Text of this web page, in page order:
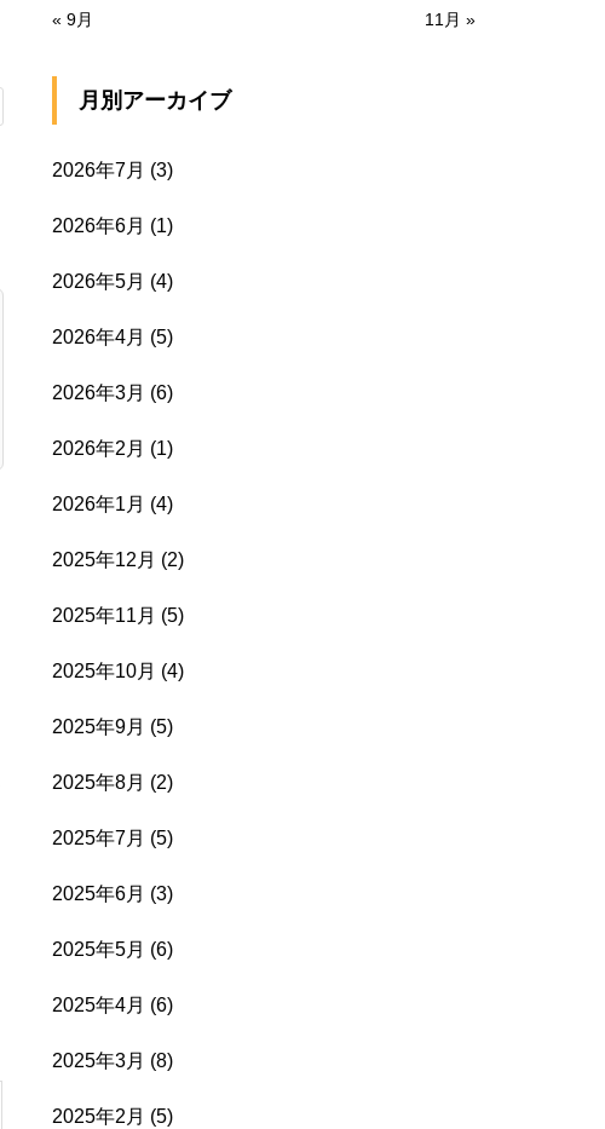
« 9月 11月 »
月別アーカイブ
2026年7月 (3)
2026年6月 (1)
2026年5月 (4)
2026年4月 (5)
2026年3月 (6)
2026年2月 (1)
2026年1月 (4)
2025年12月 (2)
2025年11月 (5)
2025年10月 (4)
2025年9月 (5)
2025年8月 (2)
2025年7月 (5)
2025年6月 (3)
2025年5月 (6)
2025年4月 (6)
2025年3月 (8)
2025年2月 (5)